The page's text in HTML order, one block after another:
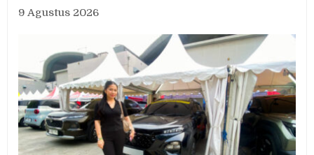
9 Agustus 2026